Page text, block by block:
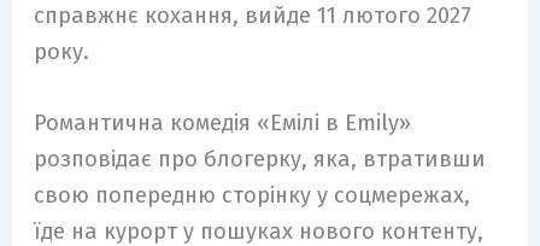
справжнє кохання, вийде 11 лютого 2027
року.
Романтична комедія «Емілі в Emily»
розповідає про блогерку, яка, втративши
свою попередню сторінку у соцмережах,
їде на курорт у пошуках нового контенту,